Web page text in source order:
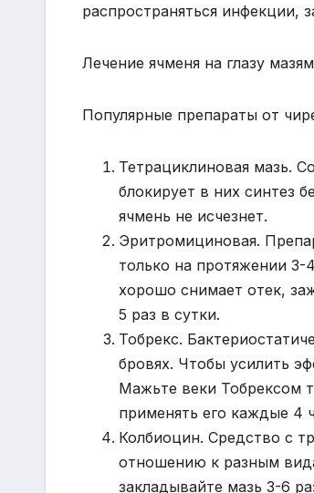
распространяться инфекции,
Лечение ячменя на глазу
Популярные препараты от
Тетрациклиновая мазь.
блокирует в них синтез
ячмень не исчезнет.
Эритромициновая.
только на протяжении 3-
хорошо снимает отек,
5 раз в сутки.
Тобрекс.
бровях. Чтобы усилить
Мажьте веки Тобрексом
применять его каждые 4
Колбиоцин. Средство с
отношению к разным
закладывайте мазь 3-6